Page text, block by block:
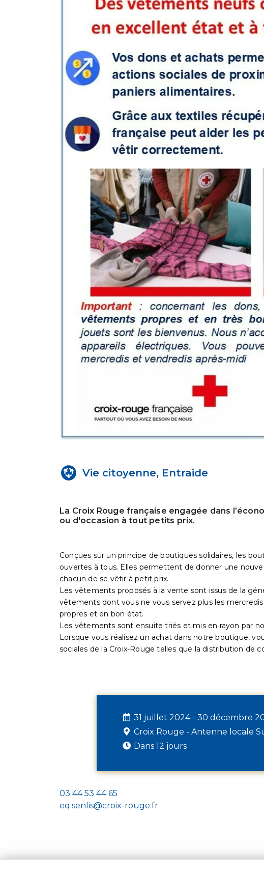
Vie citoyenne, Entraide
La Croix Rouge française engagée dans
ou d'occasion à tout petits prix.
Conçues sur un principe de boutiques solidaires, les
ouvertes à tous. Elles permettent de donner une
chacun de se vêtir à petit prix.
Les vêtements proposés à la vente sont issus de la
vêtements dont vous ne vous servez plus les
propres et en bon état.
Les vêtements sont ensuite triés et mis en rayon par
Lorsque vous réalisez un achat dans notre boutique,
sociales de la Croix-Rouge telles que la distribution de
31 juillet 2024 - 30 décembre
Croix Rouge - Antenne locale
Dans 12 jours
03 44 53 44 65
eq.senlis@croix-rouge.fr